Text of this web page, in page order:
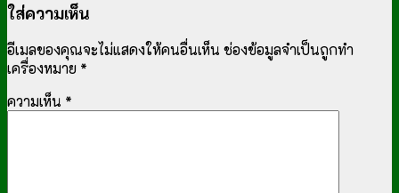
ใส่ความเห็น
อีเมลของคุณจะไม่แสดงให้คนอื่นเห็น ช่องข้อมูลจำเป็นถูกทำ
เครื่องหมาย *
ความเห็น *